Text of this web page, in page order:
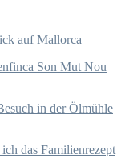
auf Mallorca
Son Mut Nou
in der Ölmühle
das Familienrezept